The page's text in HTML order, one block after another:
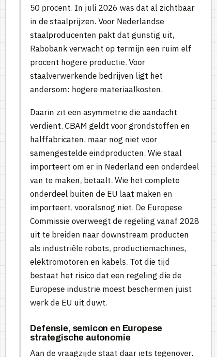
50 procent. In juli 2026 was dat al zichtbaar
in de staalprijzen. Voor Nederlandse
staalproducenten pakt dat gunstig uit,
Rabobank verwacht op termijn een ruim elf
procent hogere productie. Voor
staalverwerkende bedrijven ligt het
andersom: hogere materiaalkosten.
Daarin zit een asymmetrie die aandacht
verdient. CBAM geldt voor grondstoffen en
halffabricaten, maar nog niet voor
samengestelde eindproducten. Wie staal
importeert om er in Nederland een onderdeel
van te maken, betaalt. Wie het complete
onderdeel buiten de EU laat maken en
importeert, vooralsnog niet. De Europese
Commissie overweegt de regeling vanaf 2028
uit te breiden naar downstream producten
als industriële robots, productiemachines,
elektromotoren en kabels. Tot die tijd
bestaat het risico dat een regeling die de
Europese industrie moest beschermen juist
werk de EU uit duwt.
Defensie, semicon en Europese
strategische autonomie
Aan de vraagzijde staat daar iets tegenover.